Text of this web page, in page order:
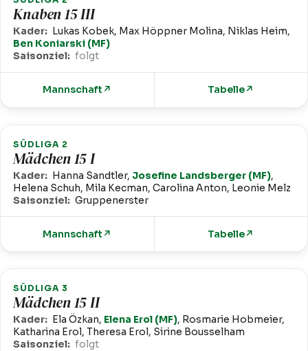
Knaben 15 III
Kader: Lukas Kobek, Max Höppner Molina, Niklas Heim,
Ben Koniarski (MF)
Saisonziel: folgt
Mannschaft ↗ Tabelle↗
SÜDLIGA 2
Mädchen 15 I
Kader: Hanna Sandtler, Josefine Landsberger (MF),
Helena Schuh, Mila Kecman, Carolina Anton, Leonie Melz
Saisonziel: Gruppenerster
Mannschaft ↗ Tabelle↗
SÜDLIGA 3
Mädchen 15 II
Kader: Ela Özkan, Elena Erol (MF), Rosmarie Hobmeier,
Katharina Erol, Theresa Erol, Sirine Bousselham
Saisonziel: folgt